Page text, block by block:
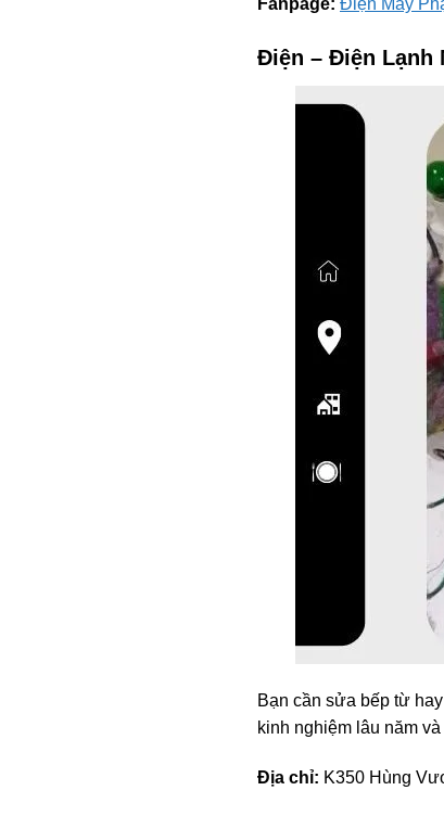
Fanpage: Điện Máy
Điện – Điện Lạnh
Bạn cần sửa bếp từ
kinh nghiệm lâu năm
Địa chỉ: K350 Hùng